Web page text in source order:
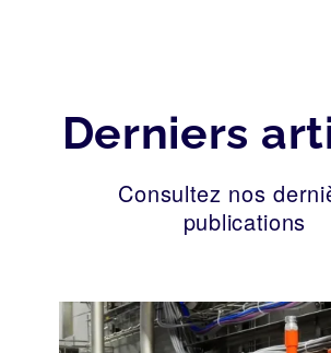
Derniers
Consultez nos
publications